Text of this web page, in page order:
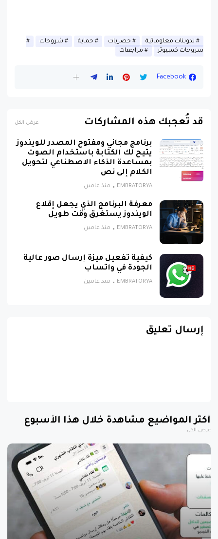
تدوينات معلوماتية حصريات حماية
شروحات
شروحات كمبيوتر
مراجعات
Facebook
قد تُعجبك هذه المشاركات عرض الكل
برنامج مجاني ومفتوح المصدر للويندوز
يتيح لك الكتابة باستخدام الصوت
بمساعدة الذكاء الاصطناعي لتحويل
الكلام إلى نص
EMBRATORYA منذ عامين
معرفة البرنامج الذي يجعل إقلاع
الويندوز يستغرق وقت طويل
EMBRATORYA منذ عامين
كيفية تفعيل ميزة إرسال صور عالية
الجودة في واتساب
EMBRATORYA منذ عامين
إرسال تعليق
أكثر المواضيع مشاهدة خلال هذا الأسبوع
عرض الكل